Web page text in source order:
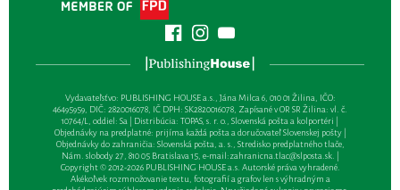
Vydavateľsťvo: PUBLISHING HOUSE a.s., Jána Milca 6, 010 01 Žilina, IČO:
46495959, DIČ: 2820016078, IČ DPH: SK2820016078, Zapísané v OR SR Žilina: vl. č.
10764/L, oddiel: Sa | Distribúcia: TOPAS, s. r. o., Slovenská pošta a kolportéri |
Objednávky na predplatné: prijíma každá pošta a doručovateľ Slovenskej pošty |
Objednávky do zahraničia: Slovenská pošta, a. s., Stredisko predplatného tlače,
Nám. slobody 27, 810 05 Bratislava 15, e-mail:zahranicna.tlac@slposta.sk. |
Copyright © 2012-2026 PUBLISHING HOUSE a.s. Autorské práva vyhradené.
Akékoľvek rozmnožovanie textu, fotografií a grafov len s výhradným a